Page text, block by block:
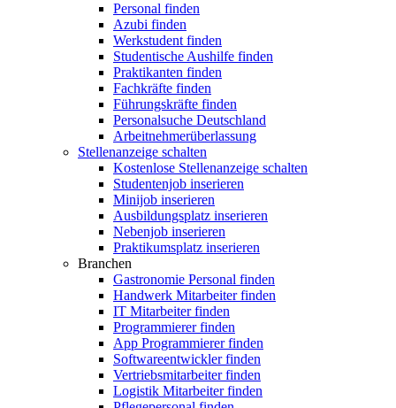
Personal finden
Azubi finden
Werkstudent finden
Studentische Aushilfe finden
Praktikanten finden
Fachkräfte finden
Führungskräfte finden
Personalsuche Deutschland
Arbeitnehmerüberlassung
Stellenanzeige schalten
Kostenlose Stellenanzeige schalten
Studentenjob inserieren
Minijob inserieren
Ausbildungsplatz inserieren
Nebenjob inserieren
Praktikumsplatz inserieren
Branchen
Gastronomie Personal finden
Handwerk Mitarbeiter finden
IT Mitarbeiter finden
Programmierer finden
App Programmierer finden
Softwareentwickler finden
Vertriebsmitarbeiter finden
Logistik Mitarbeiter finden